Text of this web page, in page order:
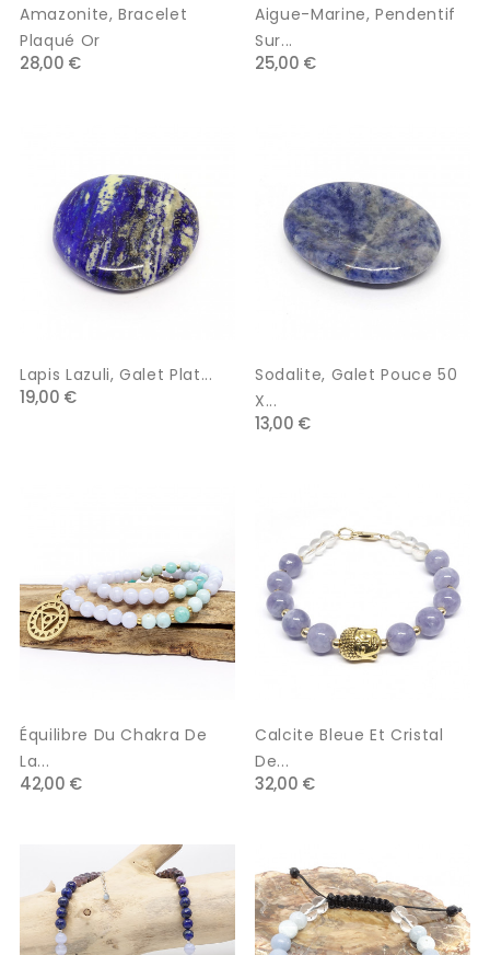
Amazonite, Bracelet
Plaqué Or
28,00 €
Aigue-Marine, Pendentif
Sur...
25,00 €
Lapis Lazuli, Galet Plat...
19,00 €
Sodalite, Galet Pouce 50
X...
13,00 €
Équilibre Du Chakra De
La...
42,00 €
Calcite Bleue Et Cristal
De...
32,00 €